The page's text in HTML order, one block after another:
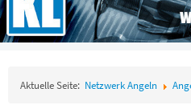
Aktuelle Seite: Netzwerk Angeln